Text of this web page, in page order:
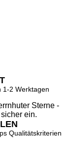
1-2 Werktagen
Qualitätskriterien